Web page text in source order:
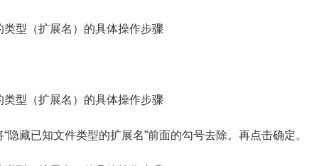
藏已知文件类型的扩展名”前面的勾号去除。再点击确定。